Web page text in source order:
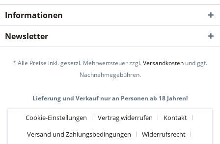
Informationen
Newsletter
* Alle Preise inkl. gesetzl. Mehrwertsteuer zzgl.Versandkosten und ggf.
Nachnahmegebühren.
Lieferung und Verkauf nur an Personen ab 18 Jahren!
Cookie-Einstellungen Vertrag widerrufen
Kontakt
Versand und Zahlungsbedingungen
Widerrufsrecht